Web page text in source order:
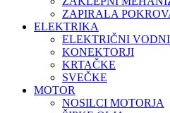
ZAPIRALA
ELEKTRIKA
ELEKTRIČNI
KONEKTORJI
KRTAČKE
SVEČKE
MOTOR
NOSILCI MOTORJA